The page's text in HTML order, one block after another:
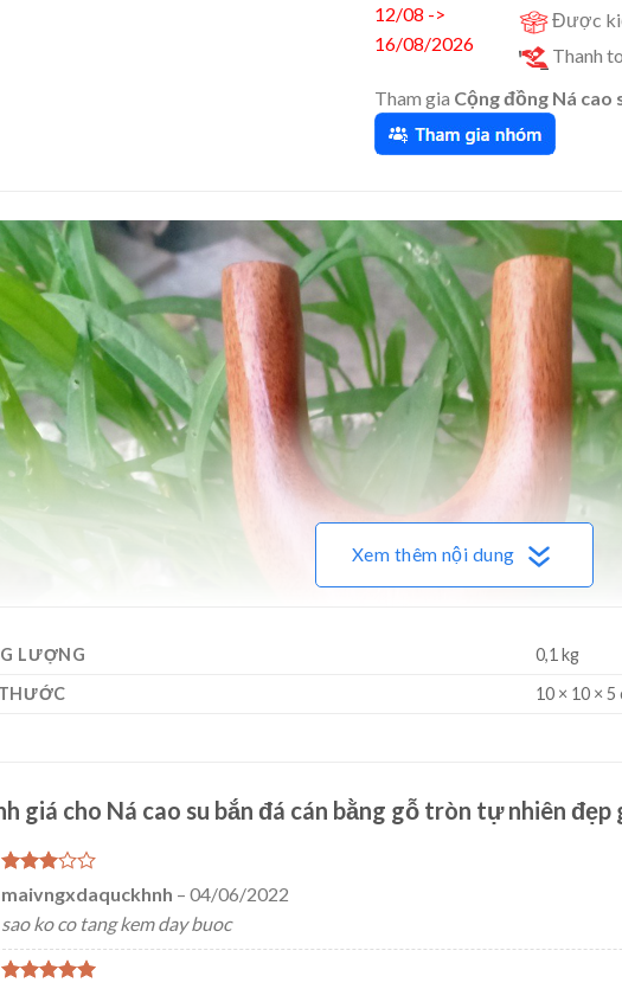
12/08 ->
16/08/2026
Được
Thanh
Tham gia Cộng đồng Ná cao
Xem thêm nội dung
LƯỢNG
0,1 kg
10 × 10 × 5
giá cho Ná cao su bắn đá cán bằng gỗ tròn tự nhiên đẹp
Được
xếp
hạng3
5 sao
maivngxdaquckhnh – 04/06/2022
sao ko co tang kem day buoc